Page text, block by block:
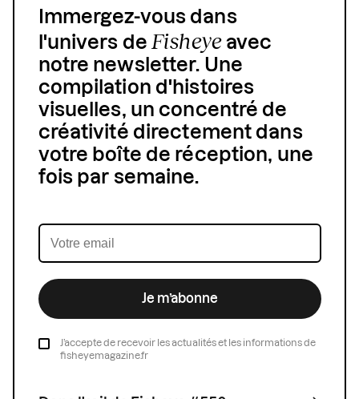
Immergez-vous dans
l'univers deFisheyeavec
notre newsletter. Une
compilation d'histoires
visuelles, un concentré de
créativité directement dans
votre boîte de réception, une
fois par semaine.
Je m’abonne
J’accepte de recevoir les actualités et les informations de
fisheyemagazine.fr